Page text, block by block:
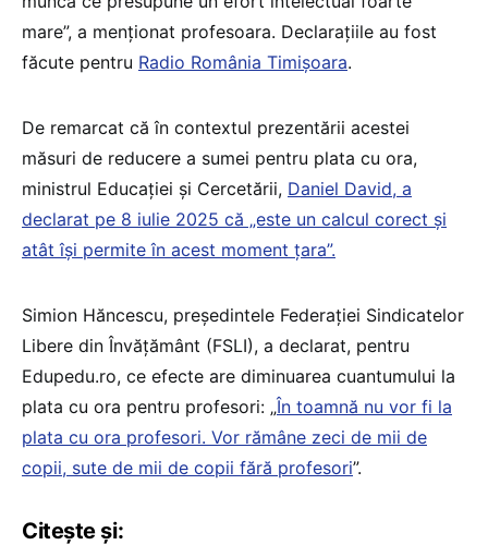
mare”, a menționat profesoara. Declarațiile au fost
făcute pentru Radio România Timișoara.
De remarcat că în contextul prezentării acestei
măsuri de reducere a sumei pentru plata cu ora,
ministrul Educației și Cercetării, Daniel David, a
declarat pe 8 iulie 2025 că „este un calcul corect și
atât își permite în acest moment țara”.
Simion Hăncescu, președintele Federației Sindicatelor
Libere din Învățământ (FSLI), a declarat, pentru
Edupedu.ro, ce efecte are diminuarea cuantumului la
plata cu ora pentru profesori: „În toamnă nu vor fi la
plata cu ora profesori. Vor rămâne zeci de mii de
copii, sute de mii de copii fără profesori”.
Citește și: